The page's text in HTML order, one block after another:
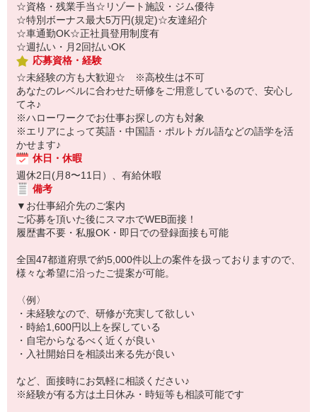
☆資格・残業手当☆リゾート施設・ジム優待
☆特別ボーナス最大5万円(規定)☆友達紹介
☆車通勤OK☆正社員登用制度有
☆週払い・月2回払いOK
応募資格・経験
☆未経験の方も大歓迎☆ ※高校生は不可
あなたのレベルに合わせた研修をご用意しているので、安心し
てネ♪
※ハローワークでお仕事お探しの方も対象
※エリアによって英語・中国語・ポルトガル語などの語学を活
かせます♪
休日・休暇
週休2日(月8〜11日）、有給休暇
備考
▼お仕事紹介先のご案内
ご応募を頂いた後にスマホでWEB面接！
履歴書不要・私服OK・即日での登録面接も可能
全国47都道府県で約5,000件以上の案件を扱っておりますので、
様々な希望に沿ったご提案が可能。
〈例〉
・未経験なので、研修が充実して欲しい
・時給1,600円以上を探している
・自宅からなるべく近くが良い
・入社開始日を相談出来る先が良い
など、面接時にお気軽に相談ください♪
※経験が有る方は土日休み・時短等も相談可能です